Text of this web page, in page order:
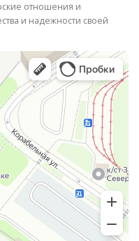
отношения и
и надежности своей